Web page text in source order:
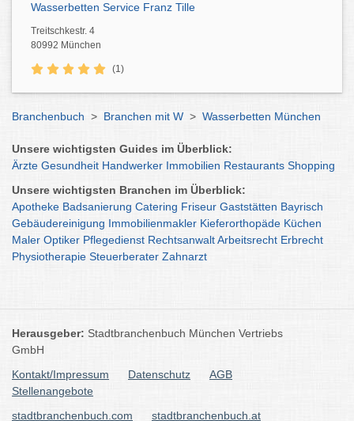
Wasserbetten Service Franz Tille
Treitschkestr. 4
80992 München
(1)
Branchenbuch > Branchen mit W > Wasserbetten München
Unsere wichtigsten Guides im Überblick:
Ärzte Gesundheit Handwerker Immobilien Restaurants Shopping
Unsere wichtigsten Branchen im Überblick:
Apotheke Badsanierung Catering Friseur Gaststätten Bayrisch
Gebäudereinigung Immobilienmakler Kieferorthopäde Küchen
Maler Optiker Pflegedienst RechtsanwaltArbeitsrecht Erbrecht
Physiotherapie Steuerberater Zahnarzt
Herausgeber: Stadtbranchenbuch München Vertriebs
GmbH
Kontakt/Impressum
Datenschutz
AGB
Stellenangebote
stadtbranchenbuch.com
stadtbranchenbuch.at